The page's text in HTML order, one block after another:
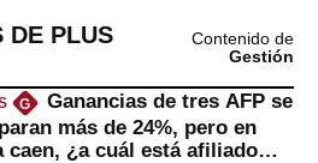
DE PLUS
Contenido de
Gestión
G
Ganancias de tres AFP se
más de 24%, pero en
caen, ¿a cuál está afiliado